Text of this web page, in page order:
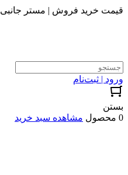
قیمت خرید فروش | مستر جانبی
ورود | ثبت‌نام
بستن
0 محصول
مشاهده سبد خرید